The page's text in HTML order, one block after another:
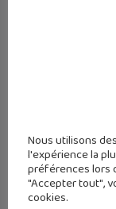
Nous utilisons
l'expérience la
préférences lors
"Accepter tout",
cookies.